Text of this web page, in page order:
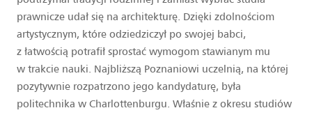
prawnicze udał się na architekturę. Dzięki zdolnościom
artystycznym, które odziedziczył po swojej babci,
z łatwością potrafił sprostać wymogom stawianym mu
w trakcie nauki. Najbliższą Poznaniowi uczelnią, na której
pozytywnie rozpatrzono jego kandydaturę, była
politechnika w Charlottenburgu. Właśnie z okresu studiów